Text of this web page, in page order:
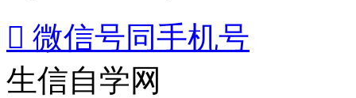
 微信号同手机号
生信自学网